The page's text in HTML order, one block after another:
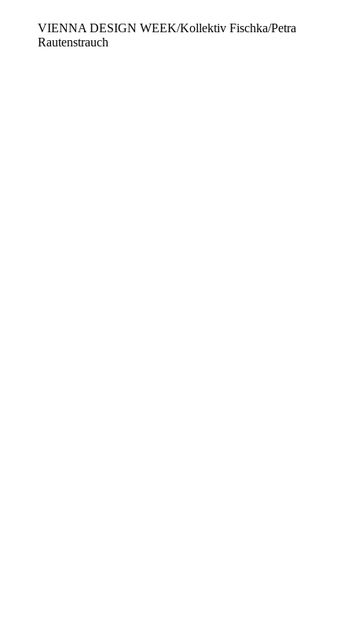
VIENNA DESIGN WEEK/Kollektiv Fischka/Petra
Rautenstrauch